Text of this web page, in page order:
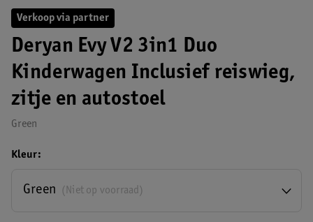
Verkoop via partner
Deryan Evy V2 3in1 Duo
Kinderwagen Inclusief reiswieg,
zitje en autostoel
Green
Kleur
(Niet op voorraad)
Green